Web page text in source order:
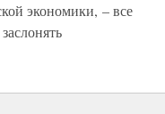
экономики, – все